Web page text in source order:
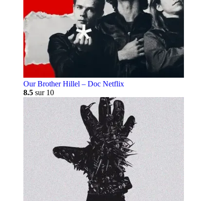
Our Brother Hillel – Doc Netflix
8.5 sur 10